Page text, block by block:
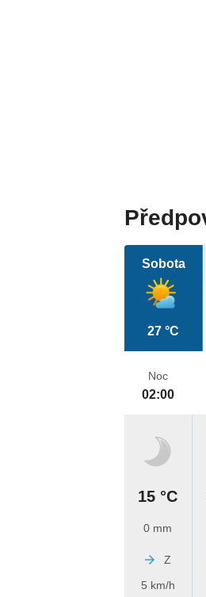
Sobota
27 °C
Noc
02:00
15 °C
0 mm
Z
5 km/h